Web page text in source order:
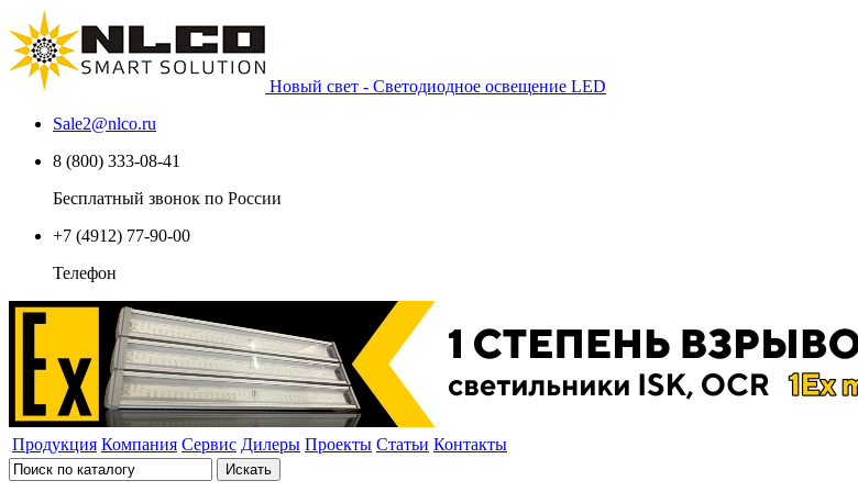
Новый свет - Светодиодное освещение LED
Sale2@nlco.ru
8 (800) 333-08-41
Бесплатный звонок по России
+7 (4912) 77-90-00
Телефон
Продукция Компания Сервис Дилеры Проекты Статьи Контакты